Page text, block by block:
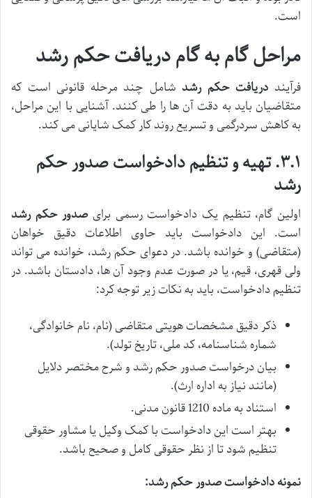
است.
مراحل گام به گام دریافت حکم رشد
فرآیند دریافت حکم رشد شامل چند مرحله قانونی است که
متقاضیان باید به دقت آن ها را طی کنند. آشنایی با این مراحل،
به کاهش سردرگمی و تسریع روند کار کمک شایانی می کند.
۳.۱. تهیه و تنظیم دادخواست صدور حکم
رشد
اولین گام، تنظیم یک دادخواست رسمی برایصدور حکم رشد
است. این دادخواست باید حاوی اطلاعات دقیق خواهان
(متقاضی) و خوانده باشد. در دعوای حکم رشد، خوانده می تواند
ولی قهری، قیم، یا در صورت عدم وجود آن ها، دادستان باشد. در
تنظیم دادخواست، باید به نکات زیر توجه کرد:
ذکر دقیق مشخصات هویتی متقاضی (نام، نام خانوادگی،
شماره شناسنامه، کد ملی، تاریخ تولد).
بیان درخواست صدور حکم رشد و شرح مختصر دلایل
(مانند نیاز به اداره ارث).
استناد به ماده 1210 قانون مدنی.
بهتر است این دادخواست با کمک وکیل یا مشاور حقوقی
تنظیم شود تا از نظر حقوقی کامل و صحیح باشد.
نمونه دادخواست صدور حکم رشد: